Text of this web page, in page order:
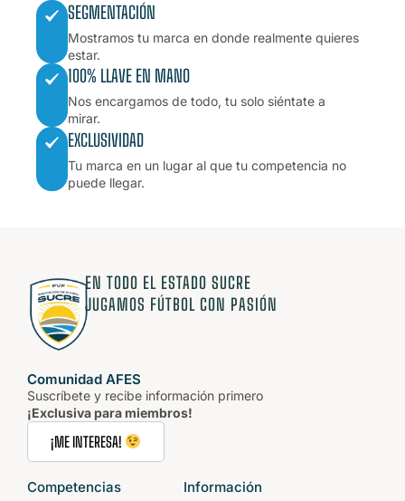
SEGMENTACIÓN
Mostramos tu marca en donde realmente quieres
estar.
100% LLAVE EN MANO
Nos encargamos de todo, tu solo siéntate a
mirar.
EXCLUSIVIDAD
Tu marca en un lugar al que tu competencia no
puede llegar.
EN TODO EL ESTADO SUCRE
JUGAMOS FÚTBOL CON PASIÓN
Comunidad AFES
Suscríbete y recibe información primero
¡Exclusiva para miembros!
¡ME INTERESA!
Competencias Información